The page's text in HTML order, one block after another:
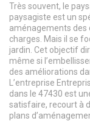
Très souvent, le
paysagiste est un
aménagements des
charges. Mais il se
jardin. Cet objectif
même si
des améliorations
L’entreprise
dans le 47430 est
satisfaire, recourt à
plans